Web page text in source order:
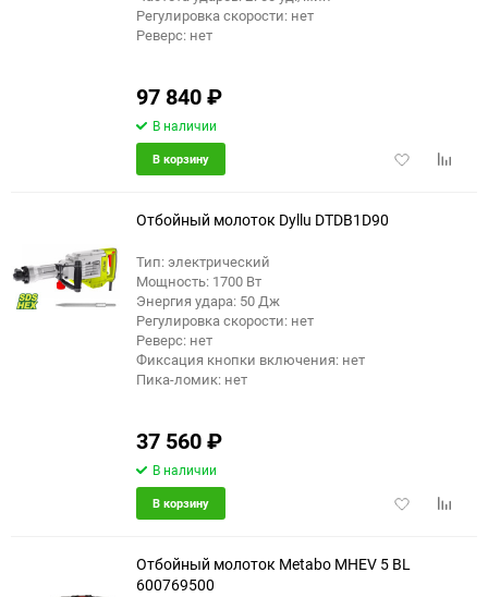
Регулировка скорости: нет
Реверс: нет
97 840₽
В наличии
Добавить
В корзину
Отбойный молоток Dyllu DTDB1D90
Тип: электрический
Мощность: 1700 Вт
Энергия удара: 50 Дж
Регулировка скорости: нет
Реверс: нет
Фиксация кнопки включения: нет
Пика-ломик: нет
37 560₽
В наличии
Добавить
В корзину
Отбойный молоток Metabo MHEV 5 BL
600769500